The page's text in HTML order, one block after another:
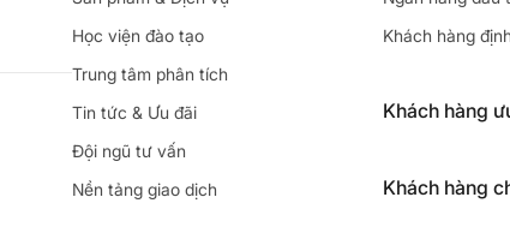
Học viện đào tạo
Trung tâm phân tích
Tin tức & Ưu đãi
Đội ngũ tư vấn
Nền tảng giao dịch
Khách hàng
Khách hàng
Khách hàng